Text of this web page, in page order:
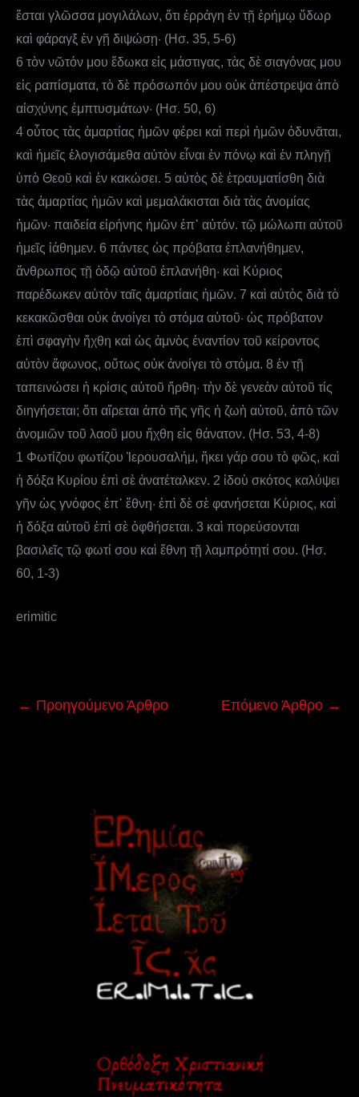
ἔσται γλῶσσα μογιλάλων, ὅτι ἐρράγη ἐν τῇ ἐρήμῳ ὕδωρ
καὶ φάραγξ ἐν γῇ διψώσῃ· (Ησ. 35, 5-6)
6 τὸν νῶτόν μου ἔδωκα εἰς μάστιγας, τὰς δὲ σιαγόνας μου
εἰς ραπίσματα, τὸ δὲ πρόσωπόν μου οὐκ ἀπέστρεψα ἀπὸ
αἰσχύνης ἐμπτυσμάτων· (Ησ. 50, 6)
4 οὗτος τὰς ἁμαρτίας ἡμῶν φέρει καὶ περὶ ἡμῶν ὀδυνᾶται,
καὶ ἡμεῖς ἐλογισάμεθα αὐτὸν εἶναι ἐν πόνῳ καὶ ἐν πληγῇ
ὑπὸ Θεοῦ καὶ ἐν κακώσει. 5 αὐτὸς δὲ ἐτραυματίσθη διὰ
τὰς ἁμαρτίας ἡμῶν καὶ μεμαλάκισται διὰ τὰς ἀνομίας
ἡμῶν· παιδεία εἰρήνης ἡμῶν ἐπ᾿ αὐτόν. τῷ μώλωπι αὐτοῦ
ἡμεῖς ἰάθημεν. 6 πάντες ὡς πρόβατα ἐπλανήθημεν,
ἄνθρωπος τῇ ὁδῷ αὐτοῦ ἐπλανήθη· καὶ Κύριος
παρέδωκεν αὐτὸν ταῖς ἁμαρτίαις ἡμῶν. 7 καὶ αὐτὸς διὰ τὸ
κεκακῶσθαι οὐκ ἀνοίγει τὸ στόμα αὐτοῦ· ὡς πρόβατον
ἐπὶ σφαγὴν ἤχθη καὶ ὡς ἀμνὸς ἐναντίον τοῦ κείροντος
αὐτὸν ἄφωνος, οὕτως οὐκ ἀνοίγει τὸ στόμα. 8 ἐν τῇ
ταπεινώσει ἡ κρίσις αὐτοῦ ἤρθη· τὴν δὲ γενεὰν αὐτοῦ τίς
διηγήσεται; ὅτι αἴρεται ἀπὸ τῆς γῆς ἡ ζωὴ αὐτοῦ, ἀπὸ τῶν
ἀνομιῶν τοῦ λαοῦ μου ἤχθη εἰς θάνατον. (Ησ. 53, 4-8)
1 Φωτίζου φωτίζου Ἱερουσαλήμ, ἥκει γάρ σου τὸ φῶς, καὶ
ἡ δόξα Κυρίου ἐπὶ σὲ ἀνατέταλκεν. 2 ἰδοὺ σκότος καλύψει
γῆν ὡς γνόφος ἐπ᾿ ἔθνη· ἐπὶ δὲ σὲ φανήσεται Κύριος, καὶ
ἡ δόξα αὐτοῦ ἐπὶ σὲ ὀφθήσεται. 3 καὶ πορεύσονται
βασιλεῖς τῷ φωτί σου καὶ ἔθνη τῇ λαμπρότητί σου. (Ησ.
60, 1-3)
erimitic
← Προηγούμενο Άρθρο Επόμενο Άρθρο →